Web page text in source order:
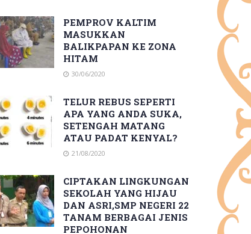
PEMPROV KALTIM
MASUKKAN
BALIKPAPAN KE ZONA
HITAM
30/06/2020
TELUR REBUS SEPERTI
APA YANG ANDA SUKA,
SETENGAH MATANG
ATAU PADAT KENYAL?
21/08/2020
CIPTAKAN LINGKUNGAN
SEKOLAH YANG HIJAU
DAN ASRI,SMP NEGERI 22
TANAM BERBAGAI JENIS
PEPOHONAN